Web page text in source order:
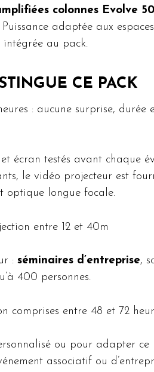
colonnes Evolve
Puissance adaptée aux
intégrée au pack.
CE PACK
: aucune surprise, durée
écran testés avant chaque
le vidéo projecteur est
optique longue focale.
entre 12 et 40m
: séminaires d’entreprise,
400 personnes.
comprises entre 48 et 72
ou pour adapter
associatif ou